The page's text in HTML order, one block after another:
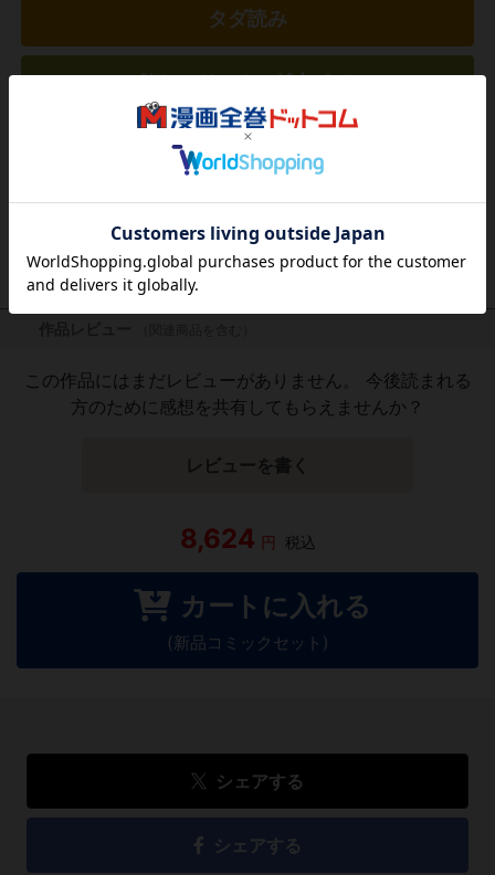
タダ読み
欲しいリストに追加する
気になる商品を登録
この作品にはまだレビューがありません。 今後読まれる
方のために感想を共有してもらえませんか？
レビューを書く
8,624 円 税込
カートに入れる
(新品コミックセット)
シェアする
シェアする